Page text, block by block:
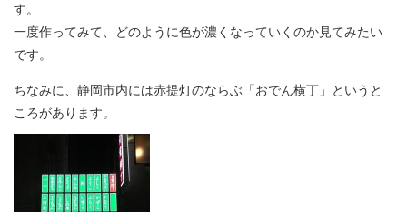
す。
一度作ってみて、どのように色が濃くなっていくのか見てみたい
です。
ちなみに、静岡市内には赤提灯のならぶ「おでん横丁」というと
ころがあります。